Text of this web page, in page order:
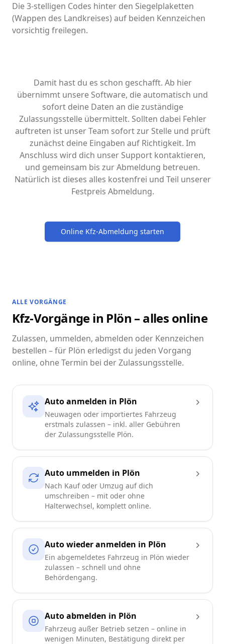
Die 3-stelligen Codes hinter den Siegelplaketten
(Wappen des Landkreises) auf beiden Kennzeichen
vorsichtig freilegen.
Damit hast du es schon geschafft. Ab hier
übernimmt unsere Software, die automatisch und
sofort deine Daten an die zuständige
Zulassungsstelle übermittelt. Sollten dabei Fehler
auftreten ist unser Team sofort zur Stelle und prüft
zunächst deine Eingaben auf Richtigkeit. Im
Anschluss wird dich unser Support kontaktieren,
und gemeinsam bis zur Abmeldung betreuen.
Natürlich ist dieses alles kostenfrei und Teil unserer
Festpreis Abmeldung.
Online Kfz-Abmeldung starten
ALLE VORGÄNGE
Kfz-Vorgänge in Plön – alles online
Zulassen, ummelden, abmelden oder Kennzeichen
bestellen – für Plön erledigst du jeden Vorgang
online, ohne Termin bei der Zulassungsstelle.
Auto anmelden in Plön
Neuwagen oder importiertes Fahrzeug
erstmals zulassen – inkl. aller Gebühren
der Zulassungsstelle Plön.
Auto ummelden in Plön
Nach Kauf oder Umzug auf dich
umschreiben – mit oder ohne
Halterwechsel, komplett online.
Auto wieder anmelden in Plön
Ein abgemeldetes Fahrzeug in Plön wieder
zulassen – schnell und ohne
Behördengang.
Auto abmelden in Plön
Fahrzeug außer Betrieb setzen – online in
wenigen Minuten, Bestätigung direkt per